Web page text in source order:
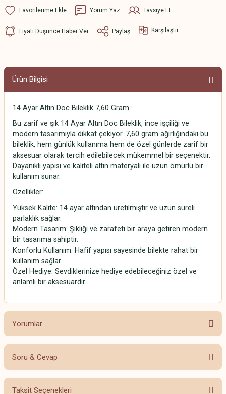
Yorum Yaz Tavsiye Et
Fiyatı Düşünce Haber Ver Paylaş Karşılaştır
Ürün Bilgisi
14 Ayar Altın Doc Bileklik 7,60 Gram :
Bu zarif ve şık 14 Ayar Altın Doc Bileklik, ince işçiliği ve
modern tasarımıyla dikkat çekiyor. 7,60 gram ağırlığındaki bu
bileklik, hem günlük kullanıma hem de özel günlerde zarif bir
aksesuar olarak tercih edilebilecek mükemmel bir seçenektir.
Dayanıklı yapısı ve kaliteli altın materyali ile uzun ömürlü bir
kullanım sunar.
Özellikler:
Yüksek Kalite: 14 ayar altından üretilmiştir ve uzun süreli
parlaklık sağlar.
Modern Tasarım: Şıklığı ve zarafeti bir araya getiren modern
bir tasarıma sahiptir.
Konforlu Kullanım: Hafif yapısı sayesinde bilekte rahat bir
kullanım sağlar.
Özel Hediye: Sevdiklerinize hediye edebileceğiniz özel ve
anlamlı bir aksesuardır.
Yorumlar
Bu ürüne ilk yorumu siz yapın!
Soru & Cevap
Taksit Seçenekleri